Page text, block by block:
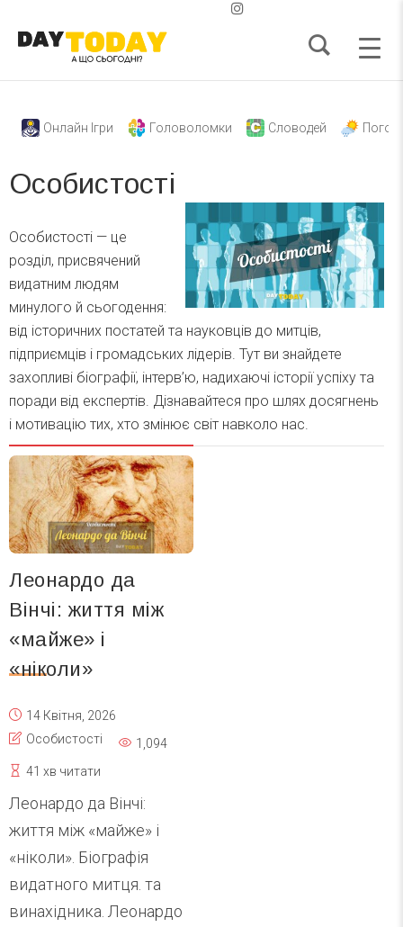
Онлайн Ігри Головоломки Словодей
Особистості
Особистості — це
розділ, присвячений
видатним людям
минулого й сьогодення:
від історичних постатей та науковців до митців,
підприємців і громадських лідерів. Тут ви знайдете
захопливі біографії, інтерв’ю, надихаючі історії успіху та
поради від експертів. Дізнавайтеся про шлях досягнень
і мотивацію тих, хто змінює світ навколо нас.
Леонардо да
Вінчі: життя між
«майже» і
«ніколи»
14 Квітня, 2026
Особистості
1,094
41 хв читати
Леонардо да Вінчі:
життя між «майже» і
«ніколи». Біографія
видатного митця. та
винахідника. Леонардо